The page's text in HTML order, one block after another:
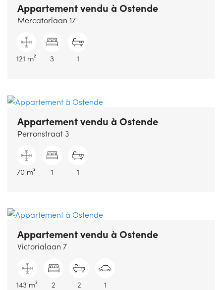
Appartement vendu à Ostende
Mercatorlaan 17
121 m² 3 1
Appartement vendu à Ostende
Perronstraat 3
70 m² 1 1
Appartement vendu à Ostende
Victorialaan 7
143 m² 2 2 1